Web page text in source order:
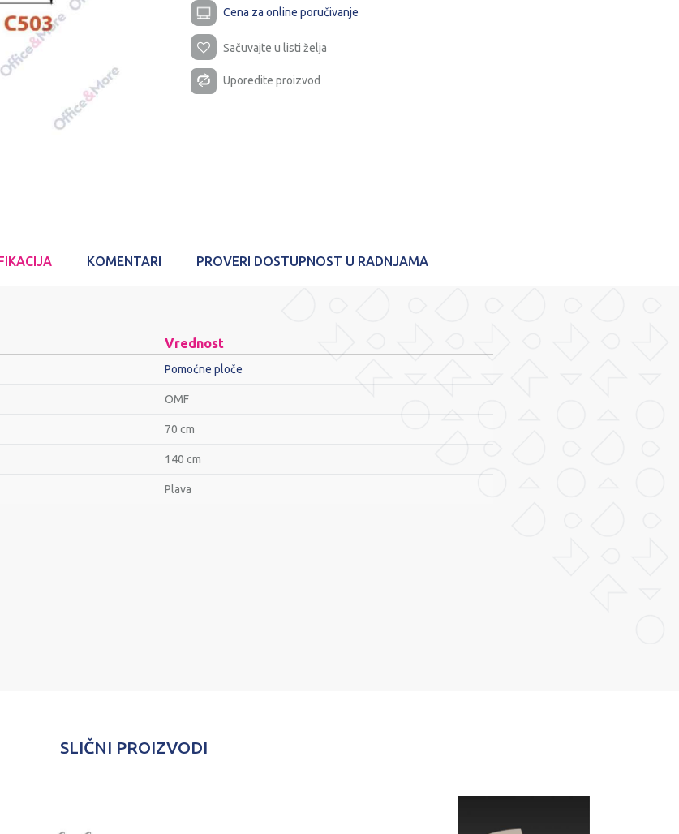
Cena za online poručivanje
Sačuvajte u listi želja
Uporedite proizvod
KOMENTARI PROVERI DOSTUPNOST U RADNJAMA
Vrednost
Pomoćne ploče
OMF
70 cm
140 cm
Plava
SLIČNI PROIZVODI